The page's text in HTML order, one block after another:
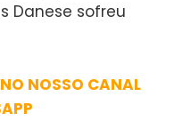
Danese sofreu
NOSSO CANAL